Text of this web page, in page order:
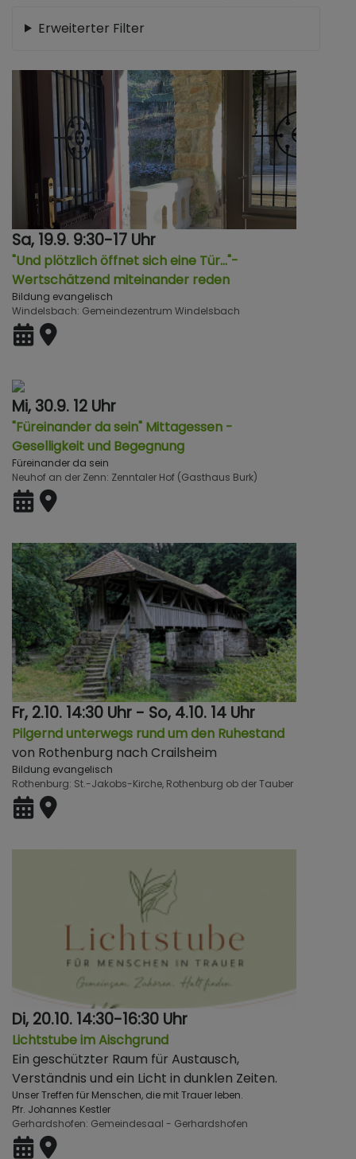
Erweiterter Filter
Sa, 19.9. 9:30-17 Uhr
"Und plötzlich öffnet sich eine Tür…"-
Wertschätzend miteinander reden
Bildung evangelisch
Windelsbach Gemeindezentrum Windelsbach
Mi, 30.9. 12 Uhr
"Füreinander da sein" Mittagessen -
Geselligkeit und Begegnung
Füreinander da sein
Neuhof an der Zenn Zenntaler Hof (Gasthaus Burk)
Fr, 2.10. 14:30 Uhr - So, 4.10. 14 Uhr
Pilgernd unterwegs rund um den Ruhestand
von Rothenburg nach Crailsheim
Bildung evangelisch
Rothenburg St.-Jakobs-Kirche, Rothenburg ob der Tauber
Di, 20.10. 14:30-16:30 Uhr
Lichtstube im Aischgrund
Ein geschützter Raum für Austausch,
Verständnis und ein Licht in dunklen Zeiten.
Unser Treffen für Menschen, die mit Trauer leben.
Pfr. Johannes Kestler
Gerhardshofen Gemeindesaal - Gerhardshofen